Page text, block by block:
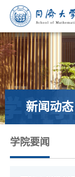
新闻动态
学院要闻